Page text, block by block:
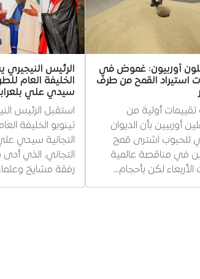
أوربيون: غموض في
استيراد القمح من طرف
تقييمات أولية من
أوربيين بأن الديوان
للحبوب اشترى قمح
في مناقصة عالمية
لكن بأحجام…
الرئيس النيجيري
الخليفة العام
سيدي علي
استقبل الرئيس
تينوبو الخليفة
التجانية سيدي
التجاني، الذي
رفقة مشايخ